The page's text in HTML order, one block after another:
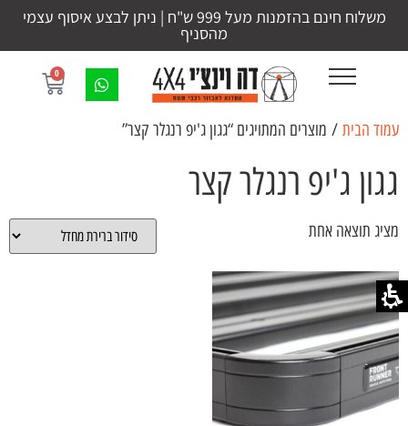
משלוח חינם בהזמנות מעל 999 ש"ח | ניתן לבצע איסוף עצמי
מהסניף
0
עמוד הבית / מוצרים המתויגים “גגון ג'יפ רנגלר קצר”
גגון ג'יפ רנגלר קצר
מציג תוצאה אחת